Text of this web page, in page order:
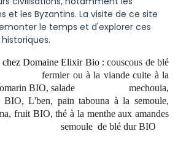
et les Byzantins. La visite de ce site
le temps et d'explorer ces
Domaine Elixir Bio :couscous de blé
fermier ou à la viande cuite à la
romarin BIO, salade mechouia,
BIO, L'ben, pain tabouna à la semoule,
BIO, thé à la menthe aux amandes
la semoule de blé dur BIO